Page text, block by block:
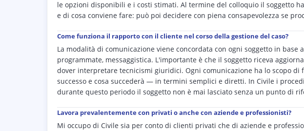
le opzioni disponibili e i costi stimati. Al termine del colloquio il soggetto
e di cosa conviene fare: può poi decidere con piena consapevolezza se
Come funziona il rapporto con il cliente nel corso della gestione del caso?
La modalità di comunicazione viene concordata con ogni soggetto in base
programmate, messaggistica. L'importante è che il soggetto riceva
dover interpretare tecnicismi giuridici. Ogni comunicazione ha lo scopo di
successo e cosa succederà — in termini semplici e diretti. In Civile i
durante questo periodo il soggetto non è mai lasciato senza un punto di
Lavora prevalentemente con privati o anche con aziende e professionisti?
Mi occupo di Civile sia per conto di clienti privati che di aziende e